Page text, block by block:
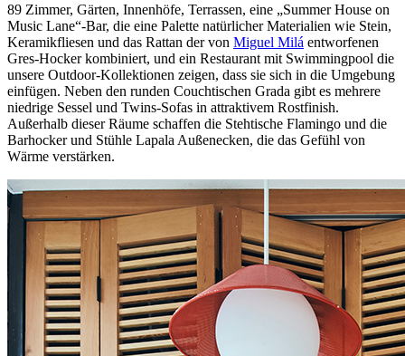
89 Zimmer, Gärten, Innenhöfe, Terrassen, eine „Summer House on
Music Lane“-Bar, die eine Palette natürlicher Materialien wie Stein,
Keramikfliesen und das Rattan der von Miguel Milá entworfenen
Gres-Hocker kombiniert, und ein Restaurant mit Swimmingpool die
unsere Outdoor-Kollektionen zeigen, dass sie sich in die Umgebung
einfügen. Neben den runden Couchtischen Grada gibt es mehrere
niedrige Sessel und Twins-Sofas in attraktivem Rostfinish.
Außerhalb dieser Räume schaffen die Stehtische Flamingo und die
Barhocker und Stühle Lapala Außenecken, die das Gefühl von
Wärme verstärken.